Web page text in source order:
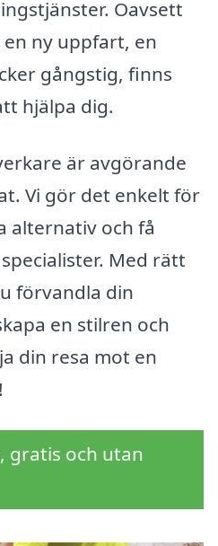
Oavsett
ny uppfart, en
gångstig, finns
hjälpa dig.
är avgörande
Vi gör det enkelt för
alternativ och få
Med rätt
förvandla din
en stilren och
din resa mot en
gratis och utan